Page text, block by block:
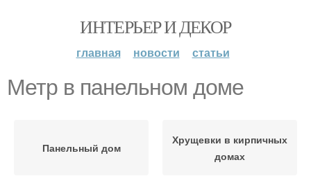
ИНТЕРЬЕР И ДЕКОР
главная новости статьи
Метр в панельном доме
Панельный дом
Хрущевки в кирпичных
домах